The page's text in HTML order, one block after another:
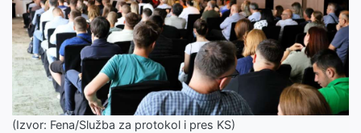
(Izvor: Fena/Služba za protokol i pres KS)